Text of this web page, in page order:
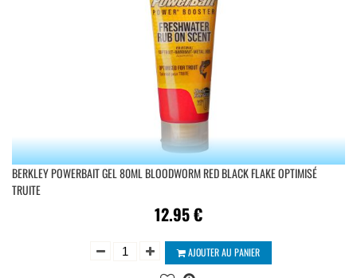
BERKLEY POWERBAIT GEL 80ML BLOODWORM RED BLACK FLAKE OPTIMISÉ
TRUITE
12.95€
AJOUTER AU PANIER